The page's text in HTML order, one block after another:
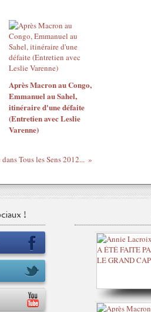
Après Macron au Congo,
Emmanuel au Sahel,
itinéraire d'une défaite
(Entretien avec Leslie
Varenne)
Tous les Sens 2012...
!